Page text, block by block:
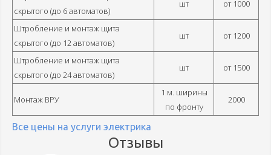
скрытого (до 6 автоматов)
шт от 1000
Штробление и монтаж щита
скрытого (до 12 автоматов)
шт от 1200
Штробление и монтаж щита
скрытого (до 24 автоматов)
шт от 1500
Монтаж ВРУ
1 м. ширины
по фронту
2000
Все цены на услуги электрика
Отзывы